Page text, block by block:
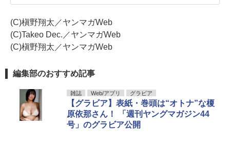
(C)槇野翔太／ヤンマガWeb
(C)Takeo Dec.／ヤンマガWeb
(C)槇野翔太／ヤンマガWeb
編集部のおすすめ記事
雑誌 Web/アプリ グラビア
【グラビア】表紙・巻頭は“オトナ”な榎
原依那さん！ 「週刊ヤングマガジン44
号」のグラビア公開